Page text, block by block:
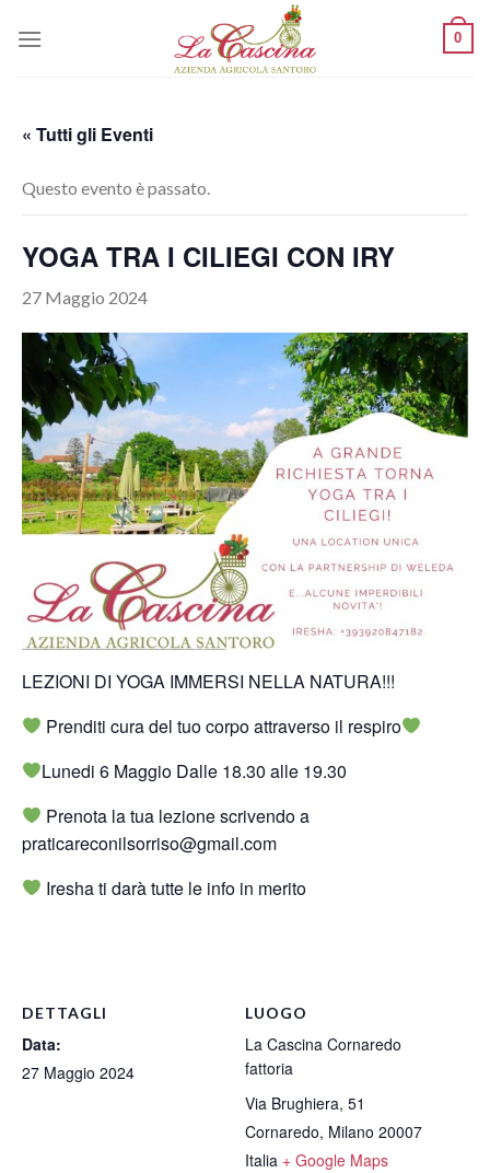
0
« Tutti gli Eventi
Questo evento è passato.
YOGA TRA I CILIEGI CON IRY
27 Maggio 2024
LEZIONI DI YOGA IMMERSI NELLA NATURA!!!
Prenditi cura del tuo corpo attraverso il respiro
Lunedi 6 Maggio Dalle 18.30 alle 19.30
Prenota la tua lezione scrivendo a
praticareconilsorriso@gmail.com
Iresha ti darà tutte le info in merito
DETTAGLI
Data:
27 Maggio 2024
LUOGO
La Cascina Cornaredo
fattoria
Via Brughiera, 51
Cornaredo, Milano 20007
Italia + Google Maps